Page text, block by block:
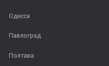
Одесса
Павлоград
Полтава